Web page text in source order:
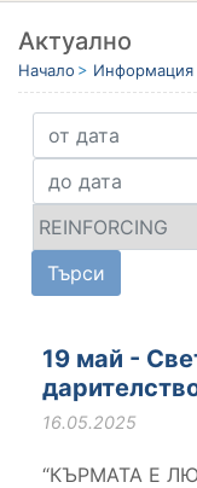
Актуално
Начало Информация
19 май -
16.05.2025
“КЪРМАТА Е